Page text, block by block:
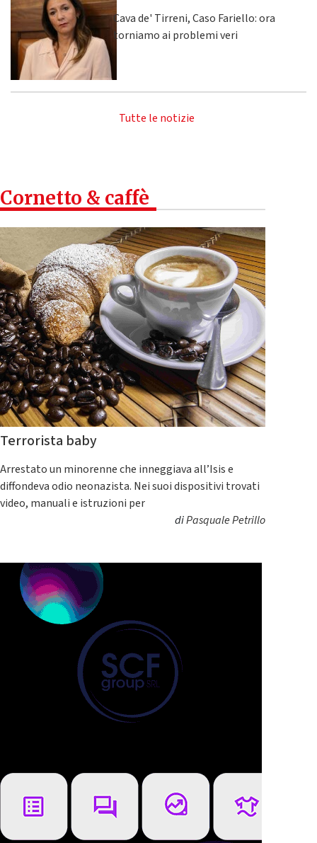
Cava de' Tirreni, Caso Fariello: ora
torniamo ai problemi veri
Tutte le notizie
Cornetto & caffè
Terrorista baby
Arrestato un minorenne che inneggiava all’Isis e
diffondeva odio neonazista. Nei suoi dispositivi trovati
video, manuali e istruzioni per
diPasquale Petrillo